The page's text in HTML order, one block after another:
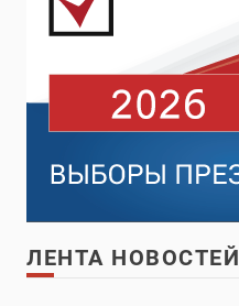
ЛЕНТА НОВОСТЕЙ